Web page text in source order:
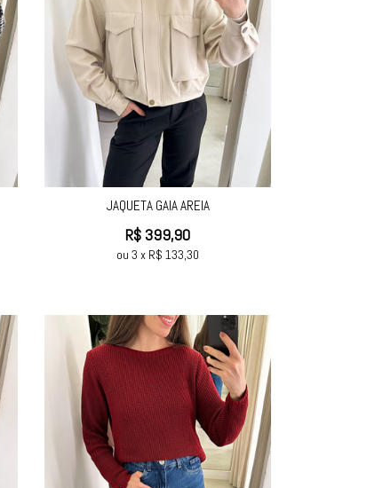
JAQUETA GAIA AREIA
R$399,90
ou 3 x R$ 133,30